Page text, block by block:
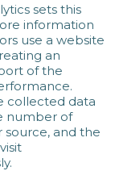
sets this
information
use a website
an
of the
collected data
number of
source, and the